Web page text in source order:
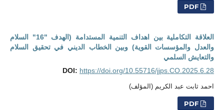
PDF
العلاقة التكاملية بين اهداف التنمية المستدامة (الهدف "16" السلام
والعدل والمؤسسات القوية) وبين الخطاب الديني في تحقيق السلام
والتعايش السلمي
DOI: https://doi.org/10.55716/jjps.CO.2025.6.28
احمد ثابت عبد الكريم (المؤلف)
PDF